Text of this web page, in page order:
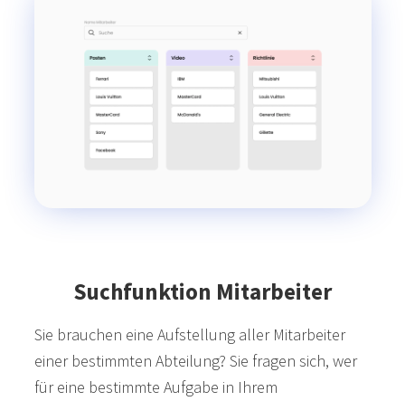
Suchfunktion Mitarbeiter
Sie brauchen eine Aufstellung aller Mitarbeiter
einer bestimmten Abteilung? Sie fragen sich, wer
für eine bestimmte Aufgabe in Ihrem